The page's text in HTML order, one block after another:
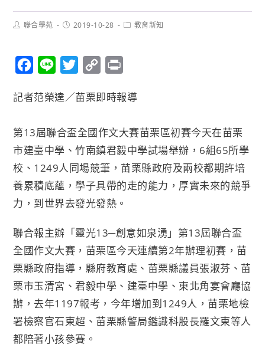
聯合學苑 2019-10-28 教育新知
c
b
o
o
k
n
i
t
e
r
p
L
i
n
k
i
t
記者范榮達／苗栗即時報導
第13屆聯合盃全國作文大賽苗栗區初賽今天在苗栗
市建臺中學、竹南鎮君毅中學試場舉辦，6組65所學
校、1249人同場競筆， 苗栗縣政府及兩校都期許培
養累積底蘊，學子具帶的走的能力，厚實未來的競爭
力，到世界去發光發熱。
聯合報主辦「靈光13─創意如泉湧」第13屆聯合盃
全國作文大賽，苗栗區今天連續第2年辦理初賽，苗
栗縣政府指導，縣府教育處、苗栗縣議員張淑芬、苗
栗市玉清宮、君毅中學、建臺中學、東北角宴會廳協
辦，去年1197報考，今年增加到1249人，苗栗地檢
署檢察官石東超、苗栗縣警局鑑識科股長羅文東等人
都陪著小孩參賽。